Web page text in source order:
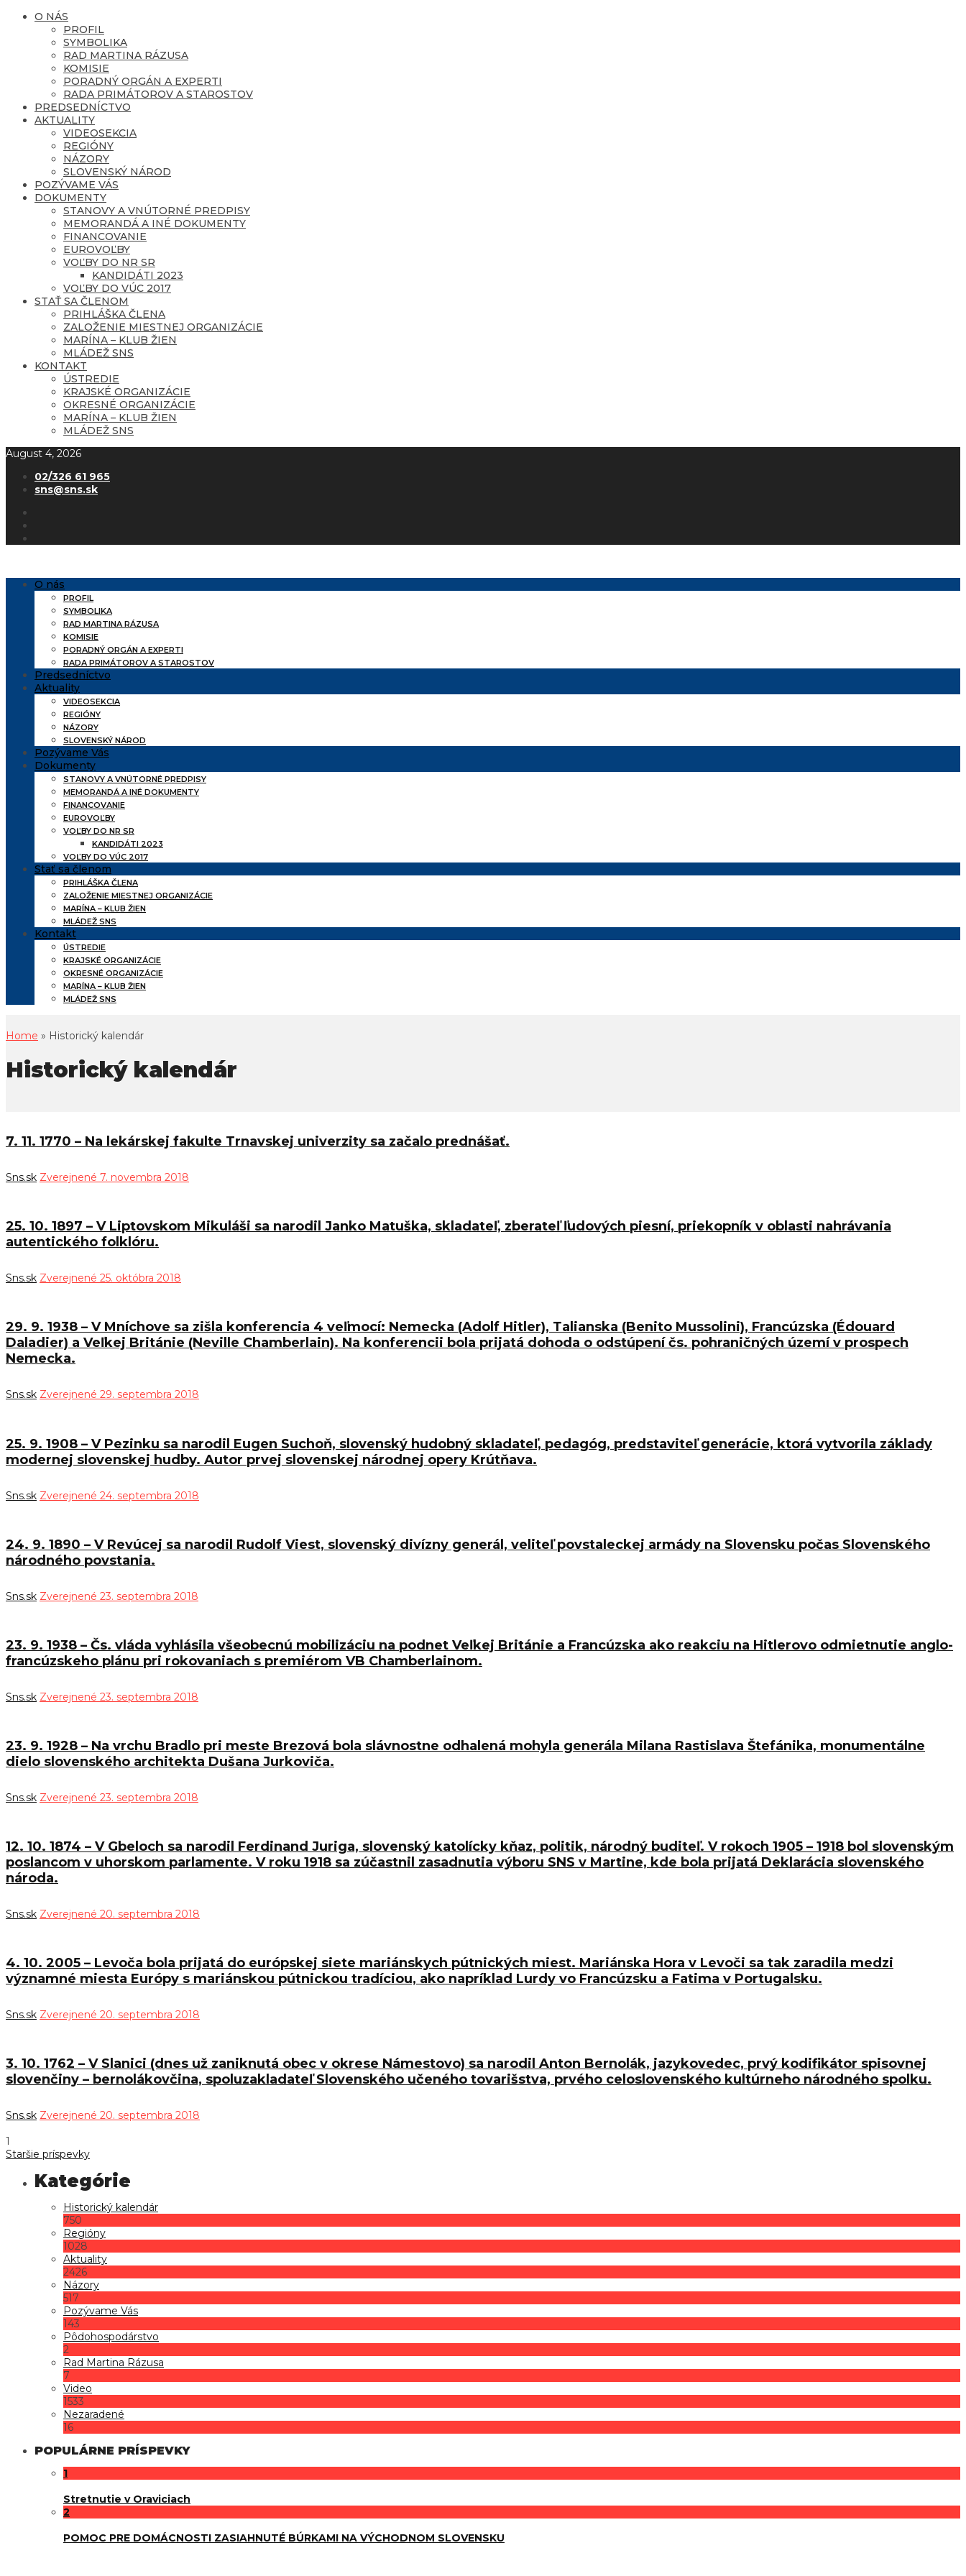
O NÁS
PROFIL
SYMBOLIKA
RAD MARTINA RÁZUSA
KOMISIE
PORADNÝ ORGÁN A EXPERTI
RADA PRIMÁTOROV A STAROSTOV
PREDSEDNÍCTVO
AKTUALITY
VIDEOSEKCIA
REGIÓNY
NÁZORY
SLOVENSKÝ NÁROD
POZÝVAME VÁS
DOKUMENTY
STANOVY A VNÚTORNÉ PREDPISY
MEMORANDÁ A INÉ DOKUMENTY
FINANCOVANIE
EUROVOĽBY
VOĽBY DO NR SR
KANDIDÁTI 2023
VOĽBY DO VÚC 2017
STAŤ SA ČLENOM
PRIHLÁŠKA ČLENA
ZALOŽENIE MIESTNEJ ORGANIZÁCIE
MARÍNA – KLUB ŽIEN
MLÁDEŽ SNS
KONTAKT
ÚSTREDIE
KRAJSKÉ ORGANIZÁCIE
OKRESNÉ ORGANIZÁCIE
MARÍNA – KLUB ŽIEN
MLÁDEŽ SNS
August 4, 2026
02/326 61 965
sns@sns.sk
O nás
PROFIL
SYMBOLIKA
RAD MARTINA RÁZUSA
KOMISIE
PORADNÝ ORGÁN A EXPERTI
RADA PRIMÁTOROV A STAROSTOV
Predsedníctvo
Aktuality
VIDEOSEKCIA
REGIÓNY
NÁZORY
SLOVENSKÝ NÁROD
Pozývame Vás
Dokumenty
STANOVY A VNÚTORNÉ PREDPISY
MEMORANDÁ A INÉ DOKUMENTY
FINANCOVANIE
EUROVOĽBY
VOĽBY DO NR SR
KANDIDÁTI 2023
VOĽBY DO VÚC 2017
Stať sa členom
PRIHLÁŠKA ČLENA
ZALOŽENIE MIESTNEJ ORGANIZÁCIE
MARÍNA – KLUB ŽIEN
MLÁDEŽ SNS
Kontakt
ÚSTREDIE
KRAJSKÉ ORGANIZÁCIE
OKRESNÉ ORGANIZÁCIE
MARÍNA – KLUB ŽIEN
MLÁDEŽ SNS
Home » Historický kalendár
Historický kalendár
7. 11. 1770 – Na lekárskej fakulte Trnavskej univerzity sa začalo prednášať.
Sns.sk Zverejnené 7. novembra 2018
25. 10. 1897 – V Liptovskom Mikuláši sa narodil Janko Matuška, skladateľ, zberateľ ľudových piesní, priekopník v oblasti nahrávania
autentického folklóru.
Sns.sk Zverejnené 25. októbra 2018
29. 9. 1938 – V Mníchove sa zišla konferencia 4 veľmocí: Nemecka (Adolf Hitler), Talianska (Benito Mussolini), Francúzska (Édouard
Daladier) a Veľkej Británie (Neville Chamberlain). Na konferencii bola prijatá dohoda o odstúpení čs. pohraničných území v prospech
Nemecka.
Sns.sk Zverejnené 29. septembra 2018
25. 9. 1908 – V Pezinku sa narodil Eugen Suchoň, slovenský hudobný skladateľ, pedagóg, predstaviteľ generácie, ktorá vytvorila základy
modernej slovenskej hudby. Autor prvej slovenskej národnej opery Krútňava.
Sns.sk Zverejnené 24. septembra 2018
24. 9. 1890 – V Revúcej sa narodil Rudolf Viest, slovenský divízny generál, veliteľ povstaleckej armády na Slovensku počas Slovenského
národného povstania.
Sns.sk Zverejnené 23. septembra 2018
23. 9. 1938 – Čs. vláda vyhlásila všeobecnú mobilizáciu na podnet Veľkej Británie a Francúzska ako reakciu na Hitlerovo odmietnutie anglo-
francúzskeho plánu pri rokovaniach s premiérom VB Chamberlainom.
Sns.sk Zverejnené 23. septembra 2018
23. 9. 1928 – Na vrchu Bradlo pri meste Brezová bola slávnostne odhalená mohyla generála Milana Rastislava Štefánika, monumentálne
dielo slovenského architekta Dušana Jurkoviča.
Sns.sk Zverejnené 23. septembra 2018
12. 10. 1874 – V Gbeloch sa narodil Ferdinand Juriga, slovenský katolícky kňaz, politik, národný buditeľ. V rokoch 1905 – 1918 bol slovenským
poslancom v uhorskom parlamente. V roku 1918 sa zúčastnil zasadnutia výboru SNS v Martine, kde bola prijatá Deklarácia slovenského
národa.
Sns.sk Zverejnené 20. septembra 2018
4. 10. 2005 – Levoča bola prijatá do európskej siete mariánskych pútnických miest. Mariánska Hora v Levoči sa tak zaradila medzi
významné miesta Európy s mariánskou pútnickou tradíciou, ako napríklad Lurdy vo Francúzsku a Fatima v Portugalsku.
Sns.sk Zverejnené 20. septembra 2018
3. 10. 1762 – V Slanici (dnes už zaniknutá obec v okrese Námestovo) sa narodil Anton Bernolák, jazykovedec, prvý kodifikátor spisovnej
slovenčiny – bernolákovčina, spoluzakladateľ Slovenského učeného tovarišstva, prvého celoslovenského kultúrneho národného spolku.
Sns.sk Zverejnené 20. septembra 2018
1
Staršie príspevky
Historický kalendár
750
Regióny
1028
Aktuality
2426
Názory
517
Pozývame Vás
143
Pôdohospodárstvo
2
Rad Martina Rázusa
7
Video
1533
Nezaradené
16
POPULÁRNE PRÍSPEVKY
1
Stretnutie v Oraviciach
2
POMOC PRE DOMÁCNOSTI ZASIAHNUTÉ BÚRKAMI NA VÝCHODNOM SLOVENSKU